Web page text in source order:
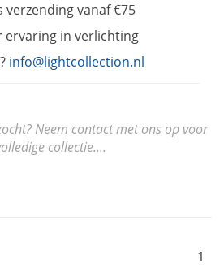
vanaf €75
ervaring in verlichting
info@lightcollection.nl
Neem contact met ons op voor
collectie....
1